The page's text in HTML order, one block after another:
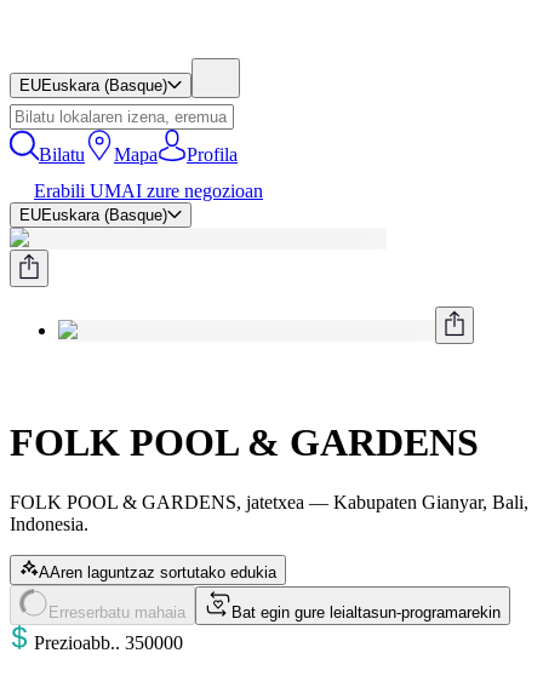
EUEuskara (Basque)
Bilatu Mapa
Profila
Erabili UMAI zure negozioan
EUEuskara (Basque)
FOLK POOL & GARDENS
FOLK POOL & GARDENS, jatetxea — Kabupaten Gianyar, Bali,
Indonesia.
AAren laguntzaz sortutako edukia
Erreserbatu mahaia Bat egin gure leialtasun-programarekin
Prezioabb.. 350000